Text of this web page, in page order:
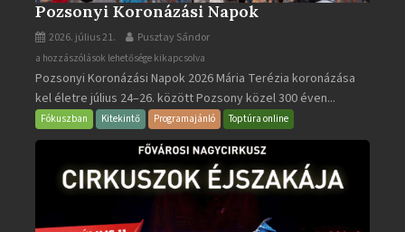
Pozsonyi Koronázási Napok
2026. július 21. Pusztay Sándor
Pozsonyi
Koronázási
Napok
bejegyzéshez
a hozzászólások lehetősége kikapcsolva
Pozsonyi Koronázási Napok 2026 Mária Terézia koronázása
kel életre július 24–26. között Pozsony közel 300 éven...
Fókuszban Kitekintő Programajánló Toptúra online